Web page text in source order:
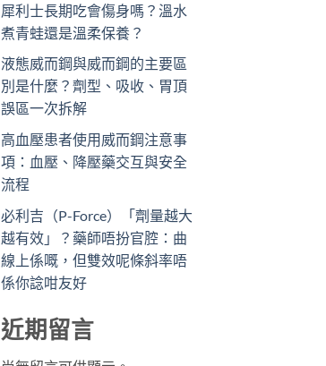
犀利士長期吃會傷身嗎？溫水
煮青蛙還是溫柔保養？
液態威而鋼與威而鋼的主要區
別是什麼？劑型、吸收、胃頂
誤區一次拆解
高血壓患者使用威而鋼注意事
項：血壓、降壓藥交互與安全
流程
必利吉（P-Force）「劑量越大
越有效」？藥師唔扮官腔：曲
線上係嘅，但雙效呢條斜率唔
係你諗咁友好
近期留言